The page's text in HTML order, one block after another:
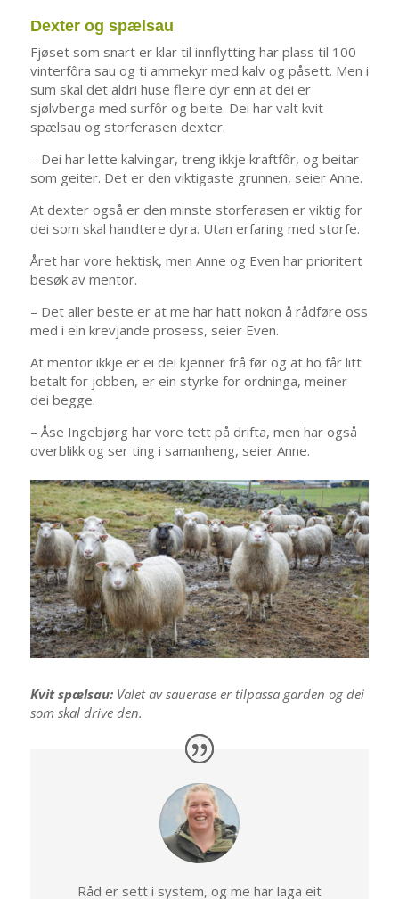
Dexter og spælsau
Fjøset som snart er klar til innflytting har plass til 100
vinterfôra sau og ti ammekyr med kalv og påsett. Men i
sum skal det aldri huse fleire dyr enn at dei er
sjølvberga med surfôr og beite. Dei har valt kvit
spælsau og storferasen dexter.
– Dei har lette kalvingar, treng ikkje kraftfôr, og beitar
som geiter. Det er den viktigaste grunnen, seier Anne.
At dexter også er den minste storferasen er viktig for
dei som skal handtere dyra. Utan erfaring med storfe.
Året har vore hektisk, men Anne og Even har prioritert
besøk av mentor.
– Det aller beste er at me har hatt nokon å rådføre oss
med i ein krevjande prosess, seier Even.
At mentor ikkje er ei dei kjenner frå før og at ho får litt
betalt for jobben, er ein styrke for ordninga, meiner
dei begge.
– Åse Ingebjørg har vore tett på drifta, men har også
overblikk og ser ting i samanheng, seier Anne.
Kvit spælsau:Valet av sauerase er tilpassa garden og dei
som skal drive den.
Råd er sett i system, og me har laga eit